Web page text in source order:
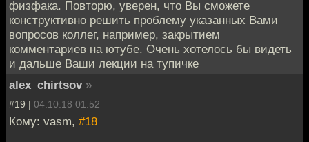
физфака. Повторю, уверен, что Вы сможете
конструктивно решить проблему указанных Вами
вопросов коллег, например, закрытием
комментариев на ютубе. Очень хотелось бы видеть
и дальше Ваши лекции на тупичке
alex_chirtsov »
#19 | 04.10.18 01:52
Кому: vasm, #18